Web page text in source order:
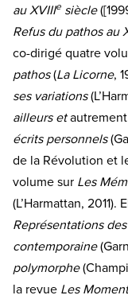
au XVIIIe siècle
Refus du pathos au
co-dirigé quatre
pathos(La Licorne,
ses variations
ailleurs etautrement
écrits personnels
de la Révolution et
volume sur Les
(L’Harmattan, 2011).
Représentations
contemporaine
polymorphe
la revue Les